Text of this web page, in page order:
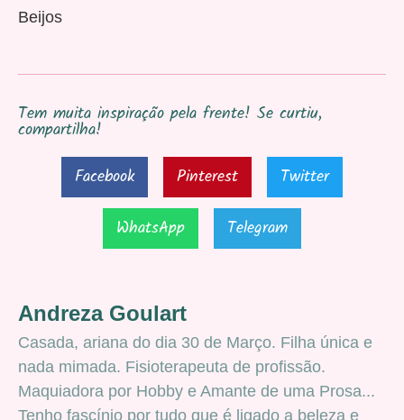
Beijos
Tem muita inspiração pela frente! Se curtiu,
compartilha!
Facebook
Pinterest
Twitter
WhatsApp
Telegram
Andreza Goulart
Casada, ariana do dia 30 de Março. Filha única e
nada mimada. Fisioterapeuta de profissão.
Maquiadora por Hobby e Amante de uma Prosa...
Tenho fascínio por tudo que é ligado a beleza e